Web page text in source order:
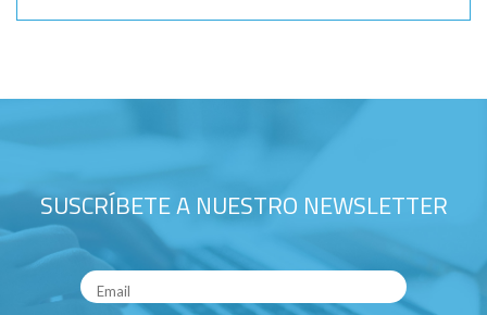
SUSCRÍBETE A NUESTRO NEWSLETTER